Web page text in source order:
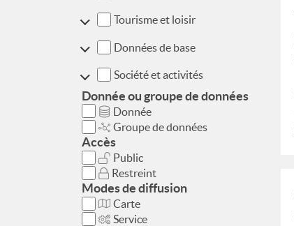
Tourisme et loisir
Données de base
Société et activités
Donnée ou groupe de données
Donnée
Groupe de données
Accès
Public
Restreint
Modes de diffusion
Carte
Service